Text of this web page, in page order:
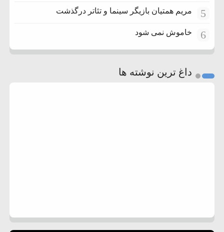
5 مریم همتیان بازیگر سینما و تئاتر درگذشت
6 خاموش نمی شود
داغ ترین نوشته ها